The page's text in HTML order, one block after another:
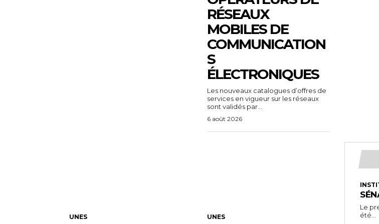
RÉSEAUX
MOBILES DE
COMMUNICATION
S
ÉLECTRONIQUES
Les nouveaux catalogues d’offres de
services en vigueur sur les réseaux
sont validés par...
6 août 2026
UNES UNES
Le
été...